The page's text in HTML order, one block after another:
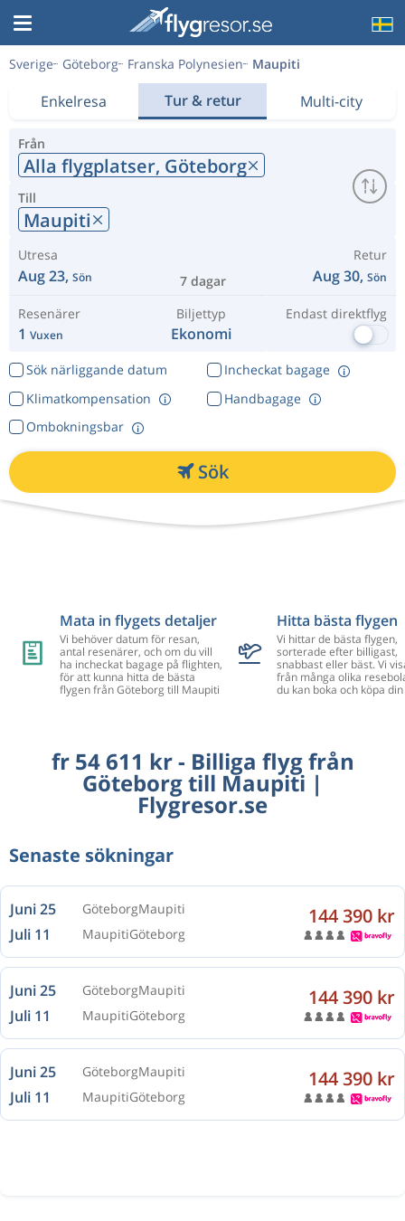
Sverige Göteborg Franska Polynesien Maupiti
Enkelresa Tur & retur Multi-city
Från
Alla flygplatser, Göteborg
Till
Maupiti
Utresa
Aug 23, Sön 7 dagar
Retur
Aug 30, Sön
Resenärer
1 Vuxen
Biljettyp
Ekonomi
Endast direktflyg
Sök närliggande datum
Incheckat bagage
Klimatkompensation
Ombokningsbar
Handbagage
Sök
Mata in flygets detaljer
Vi behöver datum för resan,
antal resenärer, och om du vill
ha incheckat bagage på flighten,
för att kunna hitta de bästa
flygen från Göteborg till Maupiti
Hitta bästa flygen
Vi hittar de bästa flygen,
sorterade efter billigast,
snabbast eller bäst. Vi
från många olika
du kan boka och köpa
fr 54 611 kr - Billiga flyg från
Göteborg till Maupiti |
Flygresor.se
Senaste sökningar
Juni 25 GöteborgMaupiti
Juli 11 MaupitiGöteborg
144 390 kr
Juni 25 GöteborgMaupiti
Juli 11 MaupitiGöteborg
144 390 kr
Juni 25 GöteborgMaupiti
Juli 11 MaupitiGöteborg
144 390 kr